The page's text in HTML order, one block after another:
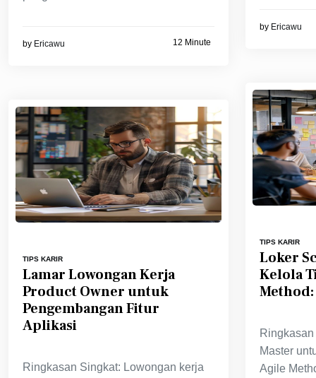
by Ericawu 12 Minute
by Ericawu
TIPS KARIR
Loker
Kelola
Method:
Master
Agile
TIPS KARIR
Lamar Lowongan Kerja
Product Owner untuk
Pengembangan Fitur
Aplikasi
Ringkasan Singkat: Lowongan kerja